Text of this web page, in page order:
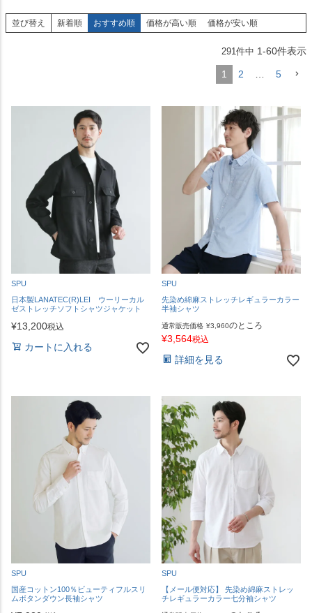
並び替え 新着順 おすすめ順 価格が高い順 価格が安い順
291 件中 1-60件表示
1 2 5
SPU
日本製LANATEC(R)LEI ウーリーカル
ゼストレッチソフトシャツジャケット
¥13,200税込
カートに入れる
SPU
先染め綿麻ストレッチレギュラーカラー
半袖シャツ
通常販売価格 ¥3,960のところ
¥3,564税込
詳細を見る
SPU
国産コットン100％ビューティフルスリ
ムボタンダウン長袖シャツ
SPU
【メール便対応】 先染め綿麻ストレッ
チレギュラーカラー七分袖シャツ